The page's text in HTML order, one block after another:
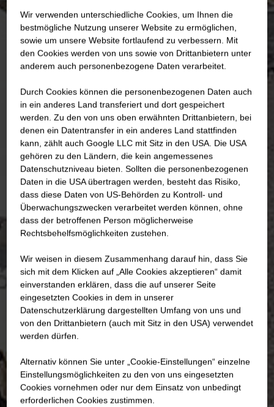
Wir verwenden unterschiedliche Cookies, um Ihnen die
best­mögliche Nutzung unserer Website zu ermöglichen,
sowie um unsere Website fortlaufend zu verbessern. Mit
den Cookies werden von uns sowie von Drittanbietern unter
anderem auch personenbezogene Daten verarbeitet.
Durch Cookies können die personenbezogenen Daten auch
in ein anderes Land transferiert und dort gespeichert
werden. Zu den von uns oben erwähnten Drittanbietern, bei
denen ein Datentransfer in ein anderes Land stattfinden
kann, zählt auch Google LLC mit Sitz in den USA. Die USA
gehören zu den Ländern, die kein angemessenes
Datenschutzniveau bieten. Sollten die personenbezogenen
Daten in die USA übertragen werden, besteht das Risiko,
dass diese Daten von US-Behörden zu Kontroll- und
Überwachungszwecken verarbeitet werden können, ohne
dass der betroffenen Person möglicherweise
Rechtsbehelfsmöglichkeiten zustehen.
Wir weisen in diesem Zusammenhang darauf hin, dass Sie
sich mit dem Klicken auf „Alle Cookies akzeptieren“ damit
ein­ver­standen erklären, dass die auf unserer Seite
eingesetzten Cookies in dem in unserer
Datenschutzerklärung dargestellten Umfang von uns und
von den Drittanbietern (auch mit Sitz in den USA) verwendet
werden dürfen.
Alternativ können Sie unter „Cookie-Einstellungen“ einzelne
Einstellungsmöglichkeiten zu den von uns eingesetzten
Cookies vornehmen oder nur dem Einsatz von unbedingt
erforderlichen Cookies zustimmen.